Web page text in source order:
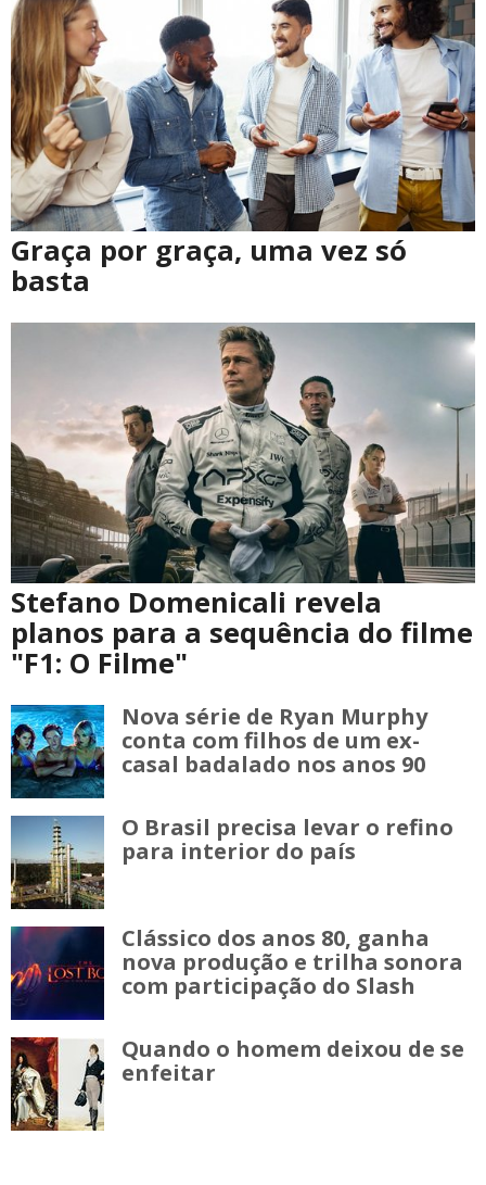
Graça por graça, uma vez só
basta
Stefano Domenicali revela
planos para a sequência do filme
"F1: O Filme"
Nova série de Ryan Murphy
conta com filhos de um ex-
casal badalado nos anos 90
O Brasil precisa levar o refino
para interior do país
Clássico dos anos 80, ganha
nova produção e trilha sonora
com participação do Slash
Quando o homem deixou de se
enfeitar